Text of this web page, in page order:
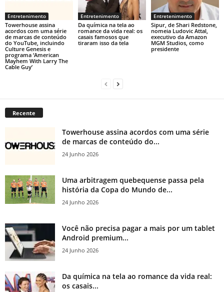
Entretenimento
Towerhouse assina
acordos com uma série
de marcas de conteúdo
do YouTube, incluindo
Culture Genesis e
programa ‘American
Mayhem With Larry The
Cable Guy’
Entretenimento
Da química na tela ao
romance da vida real: os
casais famosos que
tiraram isso da tela
Entretenimento
Sipur, de Shari Redstone,
nomeia Ludovic Attal,
executivo da Amazon
MGM Studios, como
presidente
Recente
Towerhouse assina acordos com uma série
de marcas de conteúdo do...
24 Junho 2026
Uma arbitragem quebequense passa pela
história da Copa do Mundo de...
24 Junho 2026
Você não precisa pagar a mais por um tablet
Android premium...
24 Junho 2026
Da química na tela ao romance da vida real:
os casais...